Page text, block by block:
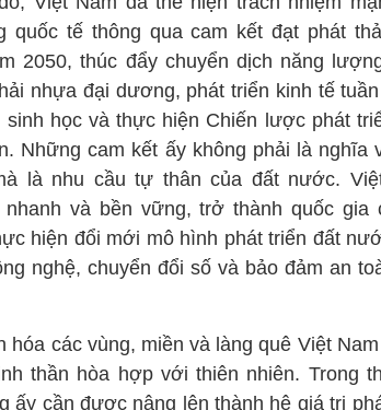
quốc tế thông qua cam kết đạt phát
2050, thúc đẩy chuyển dịch năng
nhựa đại dương, phát triển kinh tế
sinh học và thực hiện Chiến lược phát
Những cam kết ấy không phải là nghĩa
là nhu cầu tự thân của đất nước.
nhanh và bền vững, trở thành quốc gia
hiện đổi mới mô hình phát triển đất
nghệ, chuyển đổi số và bảo đảm an
hóa các vùng, miền và làng quê Việt
thần hòa hợp với thiên nhiên. Trong
ấy cần được nâng lên thành hệ giá trị